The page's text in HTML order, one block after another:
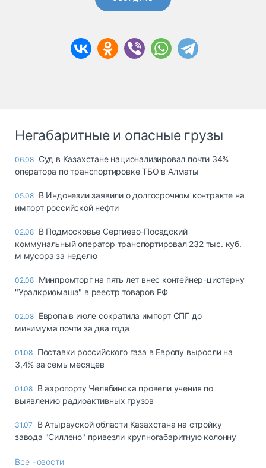
Негабаритные и опасные грузы
06.08 Суд в Казахстане национализировал почти 34%
оператора по транспортировке ТБО в Алматы
05.08 В Индонезии заявили о долгосрочном контракте на
импорт российской нефти
02.08 В Подмосковье Сергиево-Посадский
коммунальный оператор транспортировал 232 тыс. куб.
м мусора за неделю
02.08 Минпромторг на пять лет внес контейнер-цистерну
"Уралкриомаша" в реестр товаров РФ
02.08 Европа в июле сократила импорт СПГ до
минимума почти за два года
01.08 Поставки российского газа в Европу выросли на
3,4% за семь месяцев
01.08 В аэропорту Челябинска провели учения по
выявлению радиоактивных грузов
31.07
В Атырауской области Казахстана на стройку
завода "Силлено" привезли крупногабаритную колонну
Все новости